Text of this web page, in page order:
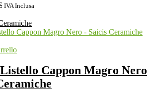
IVA Inclusa
Cappon Magro Nero